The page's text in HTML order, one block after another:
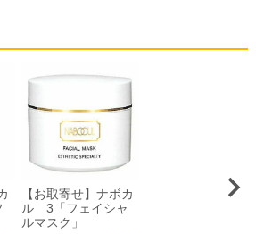
【お取寄せ】ナボカ
ル 3「フェイシャ
ルマスク」